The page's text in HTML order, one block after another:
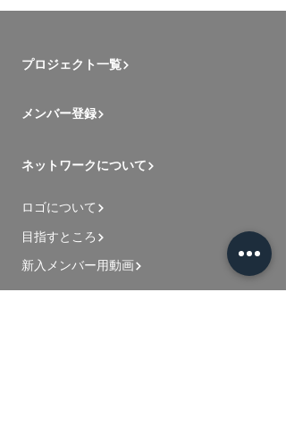
プロジェクト一覧
メンバー登録
ネットワークについて
ロゴについて
目指すところ
新入メンバー用動画